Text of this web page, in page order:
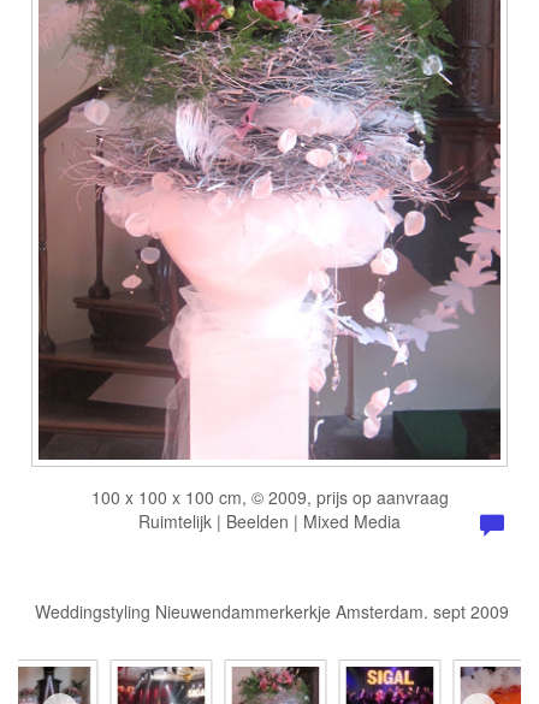
100 x 100 x 100 cm, © 2009, prijs op aanvraag
Ruimtelijk | Beelden | Mixed Media
Weddingstyling Nieuwendammerkerkje Amsterdam. sept 2009